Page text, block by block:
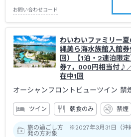
お問い合わせコード
わいわいファミリー
縄美ら海水族館入館
回）【1泊・2連泊限
券7，000円相当付♪
在中1回
オーシャンフロントビューツイン 禁
ツイン 朝食のみ 禁煙
旅の過ごし方 ※2027年3月31日（沖
発の方対象